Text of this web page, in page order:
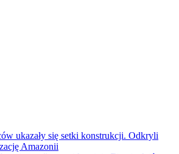
ukazały się setki konstrukcji. Odkryli
Amazonii